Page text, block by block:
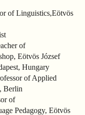
of Linguistics,Eötvös
of
Eötvös József
Hungary
of Applied
Berlin
of
Pedagogy, Eötvös